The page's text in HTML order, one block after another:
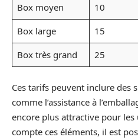
Box moyen
10
Box large
15
Box très grand
25
Ces tarifs peuvent inclure des
comme l’assistance à
encore plus attractive pour
compte ces éléments, il est